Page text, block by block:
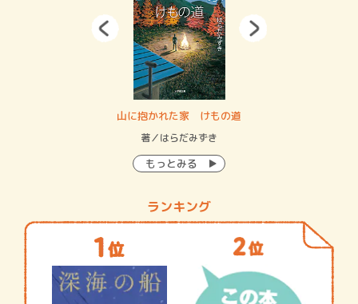
山に抱かれた家 けもの道
著／はらだみずき
もっとみる
ランキング